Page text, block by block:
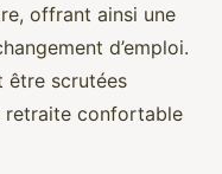
offrant ainsi une
d’emploi.
être scrutées
retraite confortable